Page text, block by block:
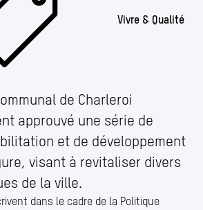
Vivre & Qualité
de nouveaux Projets de
de Charleroi
approuvé une série de
et de développement
visant à revitaliser divers
de la ville.
dans le cadre de la Politique